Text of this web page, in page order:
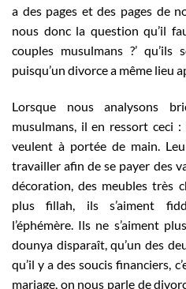
a des pages et des pages de
nous donc la question qu’il
couples musulmans ?’
puisqu’un divorce a même lieu
Lorsque nous analysons
musulmans, il en ressort ceci
veulent à portée de main.
travailler afin de se payer des
décoration, des meubles très
plus fillah, ils s’aiment
l’éphémère. Ils ne s’aiment
dounya disparaît, qu’un des
qu’il y a des soucis financiers,
mariage, on nous parle de